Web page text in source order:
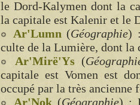
le Dord-Kalymen dont la
la capitale est Kalenir et le
Ar'Lumn (Géographie)
culte de la Lumière, dont la
Ar'Mirë'Ys (
capitale est Vomen est
occupé par la très ancienne
Ar'Nok (Géographie) :